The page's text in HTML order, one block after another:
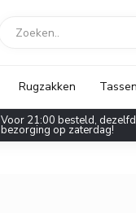
Rugzakken Tassen
Voor 21:00 besteld,
bezorging op zaterdag!